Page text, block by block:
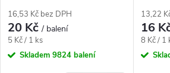
16,53 Kč bez DPH
20 Kč/ balení
Měrná
cena:
5 Kč / 1 ks
Skladem 9824 balení
13,22
16
Měrná
cena:
8 Kč / 1